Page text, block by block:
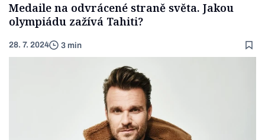
Medaile na odvrácené straně světa. Jakou
olympiádu zažívá Tahiti?
28. 7. 2024 3 min